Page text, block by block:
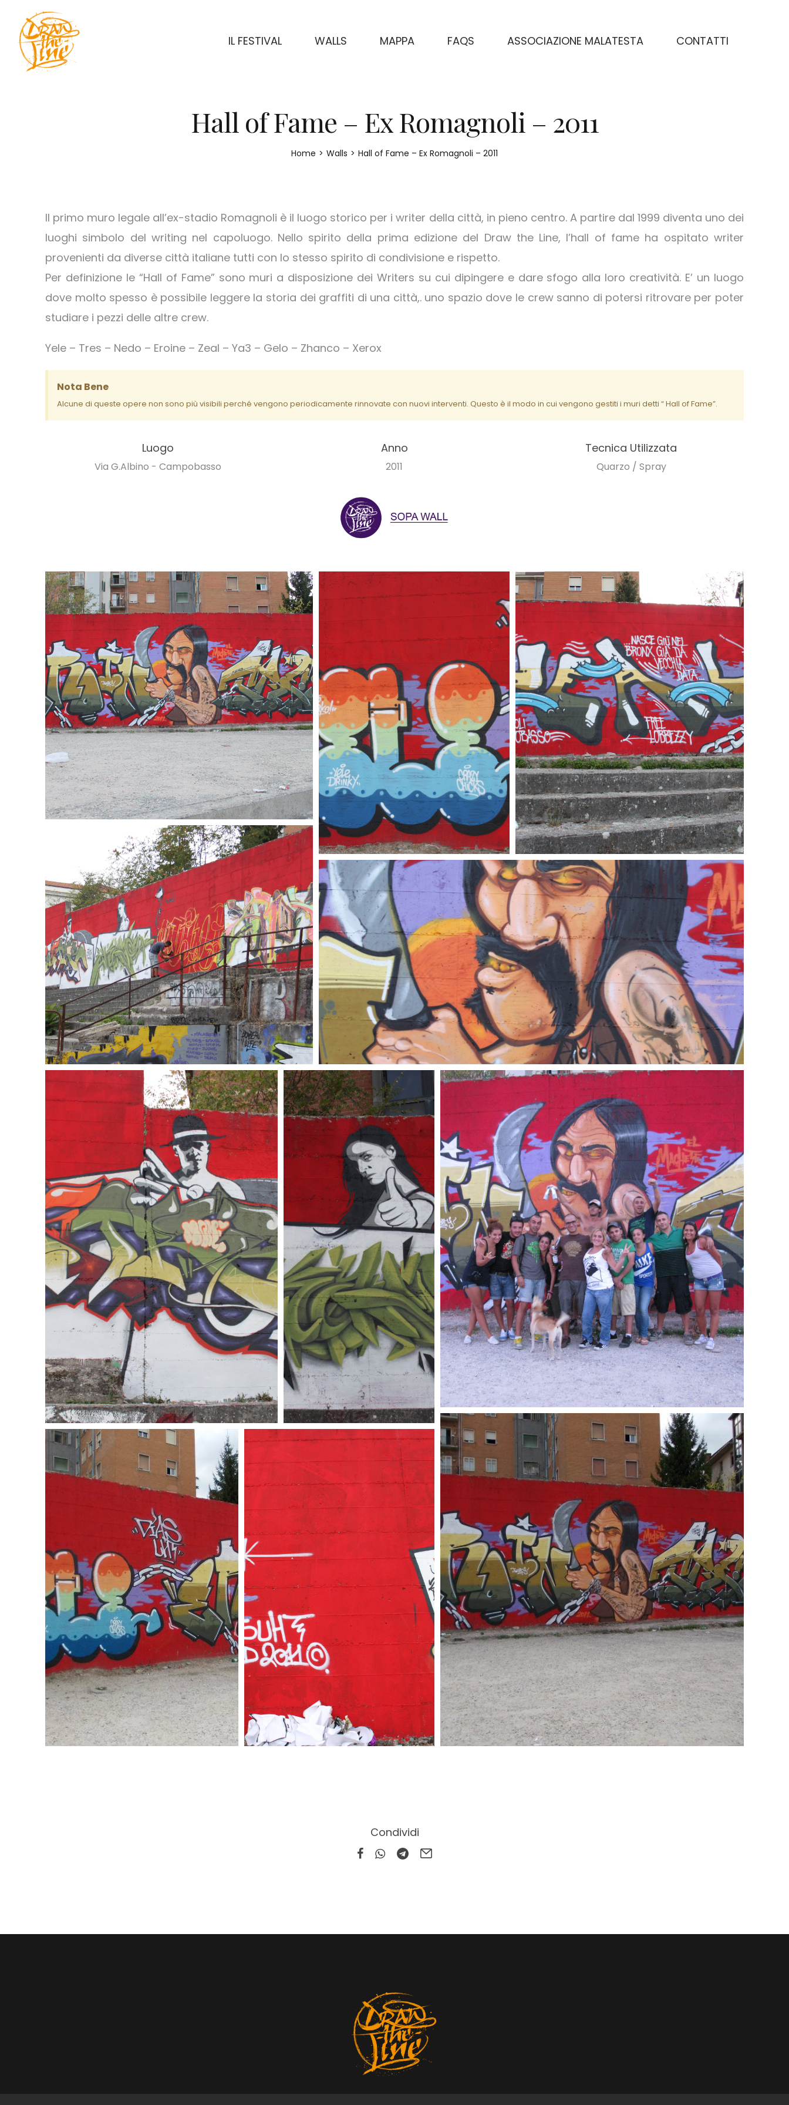
IL FESTIVAL WALLS MAPPA FAQS ASSOCIAZIONE MALATESTA CONTATTI
Hall of Fame – Ex Romagnoli – 2011
Home > Walls > Hall of Fame – Ex Romagnoli – 2011
Il primo muro legale all’ex-stadio Romagnoli è il luogo storico per i writer della città, in pieno centro. A partire dal 1999 diventa uno dei
luoghi simbolo del writing nel capoluogo. Nello spirito della prima edizione del Draw the Line, l’hall of fame ha ospitato writer
provenienti da diverse città italiane tutti con lo stesso spirito di condivisione e rispetto.
Per definizione le “Hall of Fame” sono muri a disposizione dei Writers su cui dipingere e dare sfogo alla loro creatività. E’ un luogo
dove molto spesso è possibile leggere la storia dei graffiti di una città,. uno spazio dove le crew sanno di potersi ritrovare per poter
studiare i pezzi delle altre crew.
Yele – Tres – Nedo – Eroine – Zeal – Ya3 – Gelo – Zhanco – Xerox
Nota Bene
Alcune di queste opere non sono più visibili perché vengono periodicamente rinnovate con nuovi interventi. Questo è il modo in cui vengono gestiti i muri detti “ Hall of Fame”.
Luogo
Via G.Albino - Campobasso
Anno
2011
Tecnica Utilizzata
Quarzo / Spray
Condividi